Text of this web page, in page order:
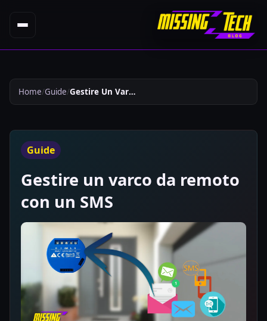
Home Guide Gestire Un Varco Da Remoto Con Un Sms 865
Guide
Gestire un varco da remoto
con un SMS